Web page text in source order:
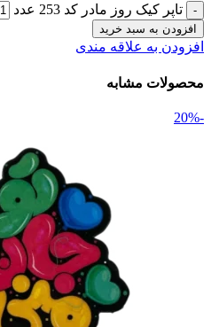
تاپر کیک روز مادر کد 253 عدد
افزودن به سبد خرید
افزودن به علاقه مندی
محصولات مشابه
-20%